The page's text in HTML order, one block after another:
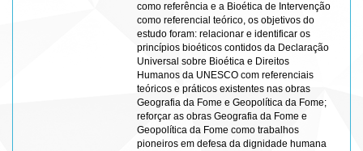
como referência e a Bioética de Intervenção
como referencial teórico, os objetivos do
estudo foram: relacionar e identificar os
princípios bioéticos contidos da Declaração
Universal sobre Bioética e Direitos
Humanos da UNESCO com referenciais
teóricos e práticos existentes nas obras
Geografia da Fome e Geopolítica da Fome;
reforçar as obras Geografia da Fome e
Geopolítica da Fome como trabalhos
pioneiros em defesa da dignidade humana